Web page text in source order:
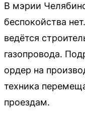
В мэрии
беспокойства
ведётся
газопровода.
ордер на
техника
проездам.